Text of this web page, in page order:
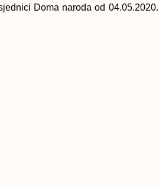
Doma naroda od 04.05.2020.